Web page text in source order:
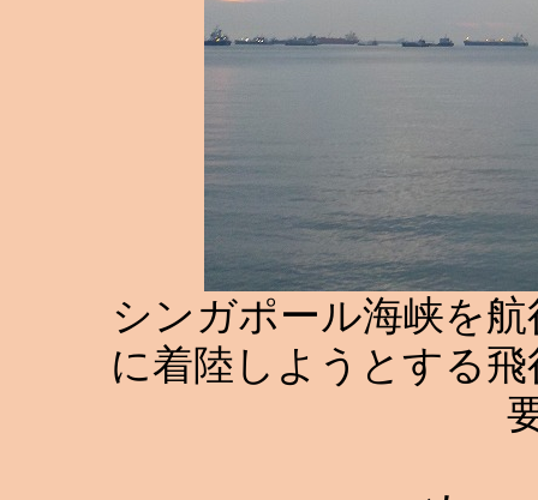
シンガポール海峡を
に着陸しようとする